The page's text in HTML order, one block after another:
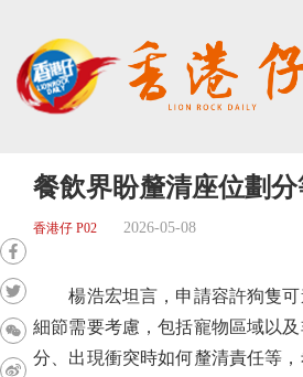
餐飲界盼釐清座位劃
香港仔 P02 2026-05-08
楊浩宏坦言，申請容許狗隻可
細節需要考慮，包括寵物區域以
分、出現衝突時如何釐清責任等